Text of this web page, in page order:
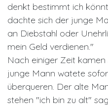
denkt bestimmt ich
dachte sich der junge
an Diebstahl oder
mein Geld verdienen."
Nach einiger Zeit kamen
junge Mann watete
überqueren. Der alte
stehen "ich bin zu alt"